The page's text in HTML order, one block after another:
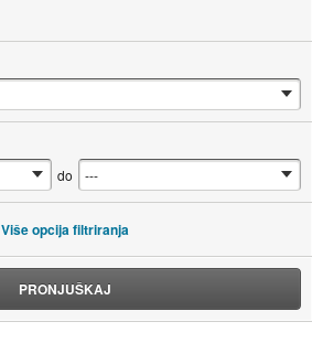
do
Više opcija filtriranja
PRONJUŠKAJ